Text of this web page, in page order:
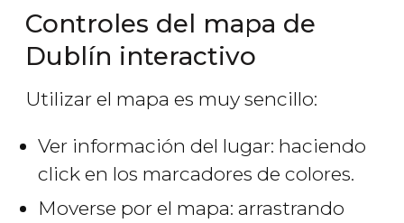
Controles del mapa de
Dublín interactivo
Utilizar el mapa es muy sencillo:
Ver información del lugar: haciendo
click en los marcadores de colores.
Moverse por el mapa: arrastrando